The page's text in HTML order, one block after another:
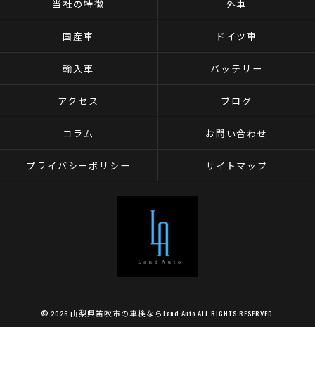
当社の特徴 外車
国産車 ドイツ車
輸入車 バッテリー
アクセス ブログ
コラム お問い合わせ
プライバシーポリシー サイトマップ
© 2026 山梨県笛吹市の車検ならLand Auto ALL RIGHTS RESERVED.